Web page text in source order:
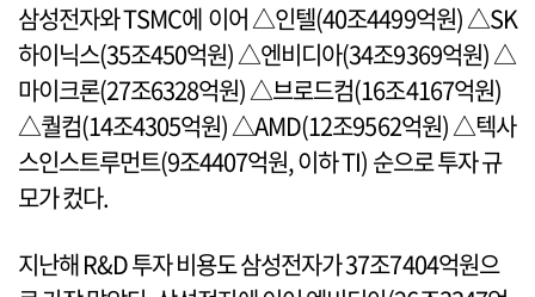
삼성전자와 TSMC에 이어 △인텔(40조4499억원) △SK
하이닉스(35조450억원) △엔비디아(34조9369억원) △
마이크론(27조6328억원) △브로드컴(16조4167억원)
△퀄컴(14조4305억원) △AMD(12조9562억원) △텍사
스인스트루먼트(9조4407억원, 이하 TI) 순으로 투자 규
모가 컸다.
지난해 R&D 투자 비용도 삼성전자가 37조7404억원으